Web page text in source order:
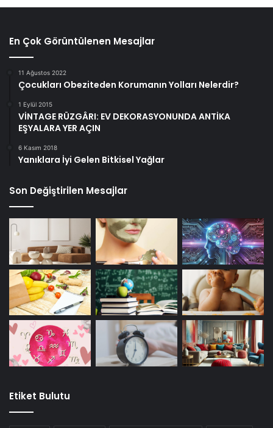
En Çok Görüntülenen Mesajlar
11 Ağustos 2022
Çocukları Obeziteden Korumanın Yolları Nelerdir?
1 Eylül 2015
VİNTAGE RÜZGÂRI: EV DEKORASYONUNDA ANTİKA
EŞYALARA YER AÇIN
6 Kasım 2018
Yanıklara İyi Gelen Bitkisel Yağlar
Son Değiştirilen Mesajlar
Etiket Bulutu